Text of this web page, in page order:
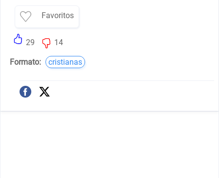
Favoritos
29 14
Formato: cristianas